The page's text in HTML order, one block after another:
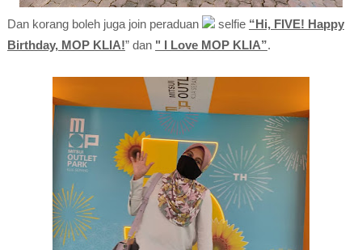
Dan korang boleh juga join peraduan selfie “Hi, FIVE! Happy
Birthday, MOP KLIA!” dan " I Love MOP KLIA”.